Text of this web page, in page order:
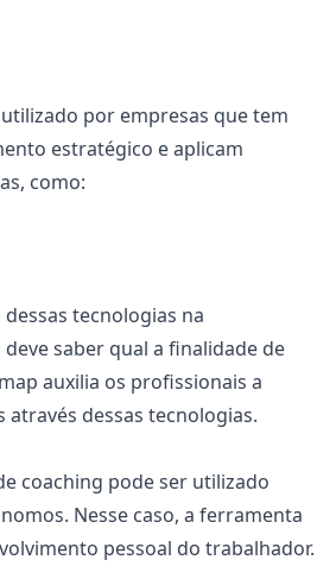
por empresas que tem
estratégico e aplicam
como:
tecnologias na
saber qual a finalidade de
auxilia os profissionais a
dessas tecnologias.
coaching pode ser utilizado
Nesse caso, a ferramenta
pessoal do trabalhador.